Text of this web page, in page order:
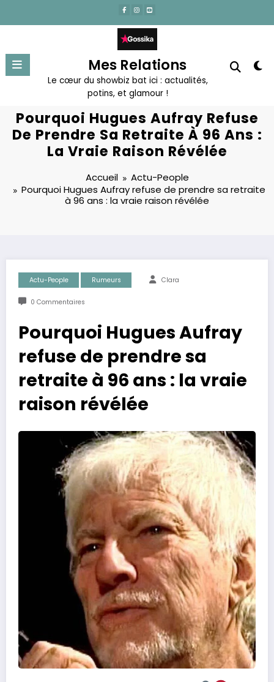
contenu
Mes Relations
Le cœur du showbiz bat ici : actualités,
potins, et glamour !
Pourquoi Hugues Aufray Refuse
De Prendre Sa Retraite À 96 Ans :
La Vraie Raison Révélée
Accueil
Actu-People
Pourquoi Hugues Aufray refuse de prendre sa retraite
à 96 ans : la vraie raison révélée
Actu-People Rumeurs Clara
0 Commentaires
Pourquoi Hugues Aufray
refuse de prendre sa
retraite à 96 ans : la vraie
raison révélée